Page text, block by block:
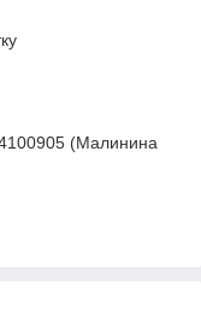
(Малинина